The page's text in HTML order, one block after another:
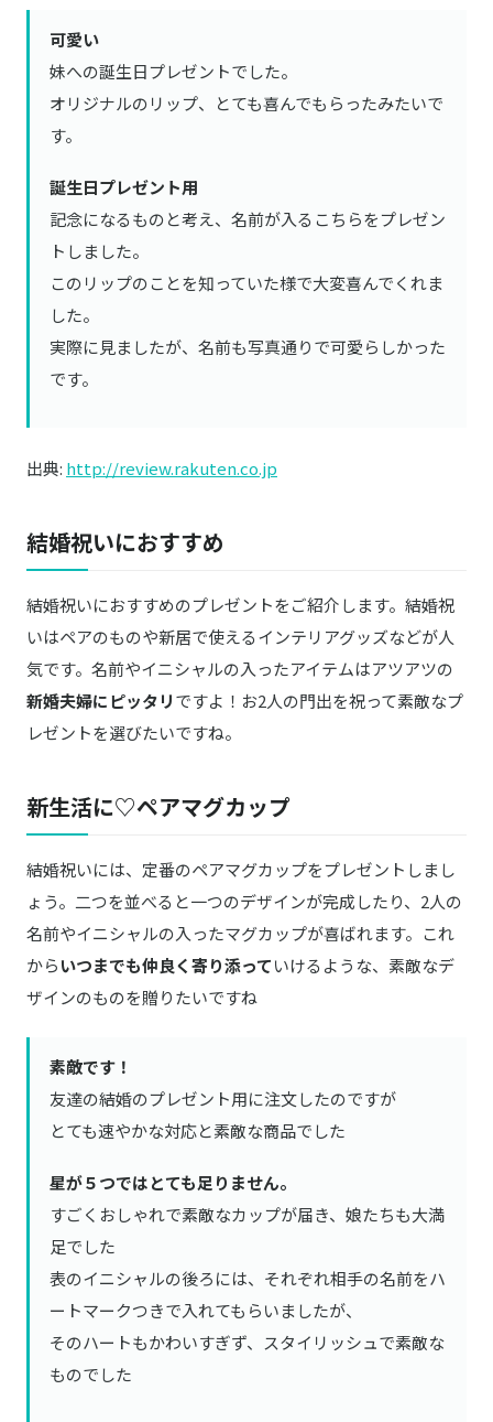
可愛い
妹への誕生日プレゼントでした。
オリジナルのリップ、とても喜んでもらったみたいで
す。
誕生日プレゼント用
記念になるものと考え、名前が入るこちらをプレゼン
トしました。
このリップのことを知っていた様で大変喜んでくれま
した。
実際に見ましたが、名前も写真通りで可愛らしかった
です。
出典: http://review.rakuten.co.jp
結婚祝いにおすすめ
結婚祝いにおすすめのプレゼントをご紹介します。結婚祝
いはペアのものや新居で使えるインテリアグッズなどが人
気です。名前やイニシャルの入ったアイテムはアツアツの
新婚夫婦にピッタリですよ！お2人の門出を祝って素敵なプ
レゼントを選びたいですね。
新生活に♡ペアマグカップ
結婚祝いには、定番のペアマグカップをプレゼントしまし
ょう。二つを並べると一つのデザインが完成したり、2人の
名前やイニシャルの入ったマグカップが喜ばれます。これ
からいつまでも仲良く寄り添っていけるような、素敵なデ
ザインのものを贈りたいですね
素敵です！
友達の結婚のプレゼント用に注文したのですが
とても速やかな対応と素敵な商品でした
星が５つではとても足りません。
すごくおしゃれで素敵なカップが届き、娘たちも大満
足でした
表のイニシャルの後ろには、それぞれ相手の名前をハ
ートマークつきで入れてもらいましたが、
そのハートもかわいすぎず、スタイリッシュで素敵な
ものでした